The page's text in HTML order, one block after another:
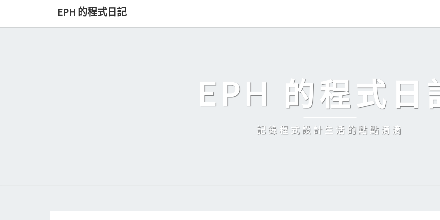
EPH 的程式日記
EPH 的程式日
記錄程式設計生活的點點滴滴